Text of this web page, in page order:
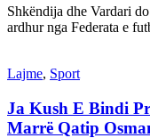
Shkëndija dhe Vardari
ardhur nga Federata e
Lajme, Sport
Ja Kush E Bindi
Marrë Qatip